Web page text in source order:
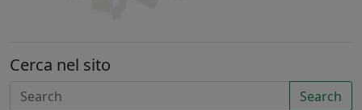
Cerca nel sito
Search